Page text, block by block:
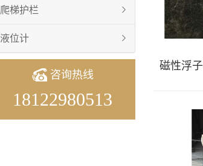
爬梯护栏
液位计
咨询热线
18122980513
磁性浮